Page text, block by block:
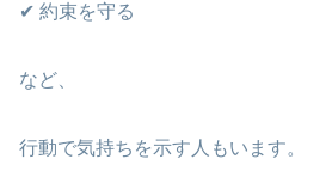
✔ 約束を守る
など、
行動で気持ちを示す人もいます。